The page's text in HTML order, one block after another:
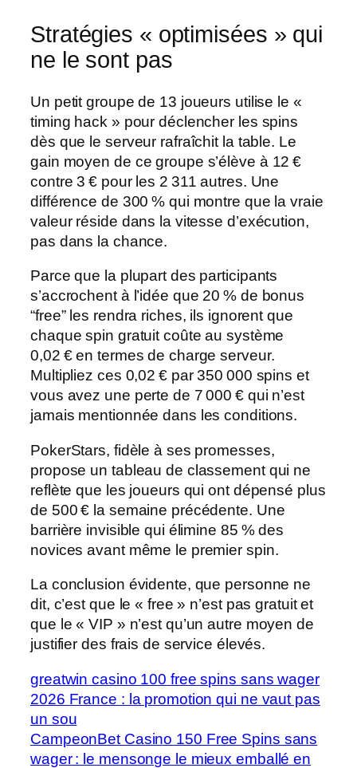
Stratégies « optimisées » qui
ne le sont pas
Un petit groupe de 13 joueurs utilise le «
timing hack » pour déclencher les spins
dès que le serveur rafraîchit la table. Le
gain moyen de ce groupe s’élève à 12 €
contre 3 € pour les 2 311 autres. Une
différence de 300 % qui montre que la vraie
valeur réside dans la vitesse d’exécution,
pas dans la chance.
Parce que la plupart des participants
s’accrochent à l’idée que 20 % de bonus
“free” les rendra riches, ils ignorent que
chaque spin gratuit coûte au système
0,02 € en termes de charge serveur.
Multipliez ces 0,02 € par 350 000 spins et
vous avez une perte de 7 000 € qui n’est
jamais mentionnée dans les conditions.
PokerStars, fidèle à ses promesses,
propose un tableau de classement qui ne
reflète que les joueurs qui ont dépensé plus
de 500 € la semaine précédente. Une
barrière invisible qui élimine 85 % des
novices avant même le premier spin.
La conclusion évidente, que personne ne
dit, c’est que le « free » n’est pas gratuit et
que le « VIP » n’est qu’un autre moyen de
justifier des frais de service élevés.
greatwin casino 100 free spins sans wager
2026 France : la promotion qui ne vaut pas
un sou
CampeonBet Casino 150 Free Spins sans
wager : le mensonge le mieux emballé en